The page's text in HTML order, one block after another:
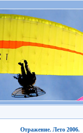
Отражение. Лето 2006.